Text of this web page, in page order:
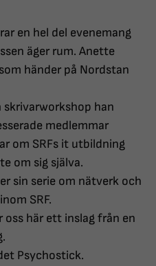
en hel del evenemang
äger rum. Anette
händer på Nordstan
han
medlemmar
om SRFs it utbildning
om sig själva.
sin serie om nätverk och
SRF.
oss här ett inslag från en
Psychostick.